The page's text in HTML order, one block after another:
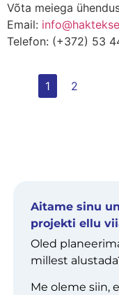
Võta meiega
Email:
Telefon: (+372) 53
1 2
Aitame sinu
projekti ellu
Oled
millest
Me oleme siin,